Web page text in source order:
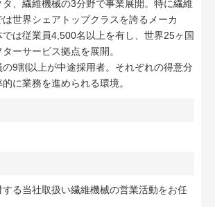
タ、繊維機械の3分野で事業展開。特に繊維
世界シェアトップクラスを誇るメーカ
は従業員4,500名以上を有し、世界25ヶ国
ーサービス拠点を展開。
の9割以上が中途採用者。それぞれの得意分
に業務を進められる環境。
る当社取扱い繊維機械の営業活動をお任